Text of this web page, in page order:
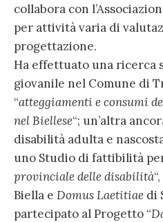
collabora con
per attività varia di
progettazione.
Ha effettuato una ricerca
giovanile nel Comune di
“atteggiamenti e consumi
nel Biellese“; un’altra
disabilità adulta e
uno Studio di fattibilità
provinciale delle disabilità
Biella e Domus Laetitiae di
partecipato al Progetto “